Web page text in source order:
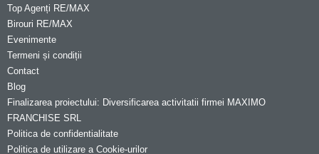
Top Agenți RE/MAX
Birouri RE/MAX
Evenimente
Termeni și condiții
Contact
Blog
Finalizarea proiectului: Diversificarea activitatii firmei MAXIMO
FRANCHISE SRL
Politica de confidentialitate
Politica de utilizare a Cookie-urilor